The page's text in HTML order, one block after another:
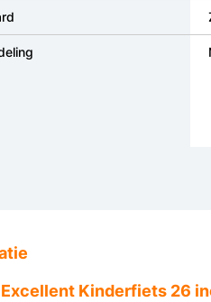
Kinderfiets 26